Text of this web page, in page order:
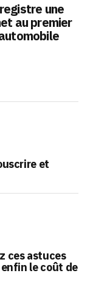
une
au premier
et
ces astuces
le coût de